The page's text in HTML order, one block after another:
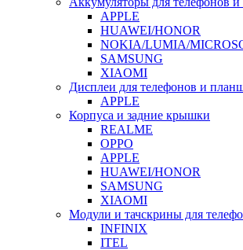
APPLE
HUAWEI/HONOR
NOKIA/LUMIA/
SAMSUNG
XIAOMI
Дисплеи для телефонов и
APPLE
Корпуса и задние крышки
REALME
OPPO
APPLE
HUAWEI/HONOR
SAMSUNG
XIAOMI
Модули и тачскрины для
INFINIX
ITEL